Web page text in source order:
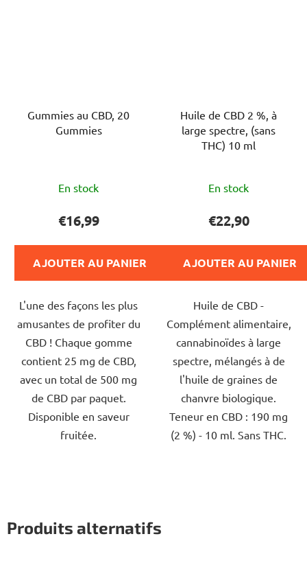
Gummies au CBD, 20
Gummies
moyenne
du
produit
de
sur
5
étoiles.
En stock
€16,99
AJOUTER AU PANIER
L'une des façons les plus
amusantes de profiter du
CBD ! Chaque gomme
contient 25 mg de CBD,
avec un total de 500 mg
de CBD par paquet.
Disponible en saveur
fruitée.
Huile de CBD 2 %, à
large spectre, (sans
THC) 10 ml
moyenne
du
produit
de
sur
5
étoiles.
En stock
€22,90
AJOUTER AU PANIER
Huile de CBD -
Complément alimentaire,
cannabinoïdes à large
spectre, mélangés à de
l'huile de graines de
chanvre biologique.
Teneur en CBD : 190 mg
(2 %) - 10 ml. Sans THC.
Produits alternatifs